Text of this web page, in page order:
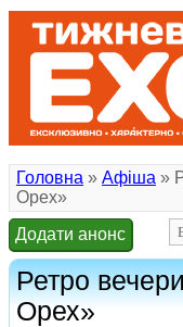
Головна » Афіша »
Орех»
Додати анонс
Ретро
Орех»